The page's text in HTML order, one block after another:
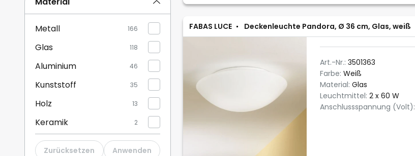
FABAS LUCE Deckenleuchte Pandora, Ø 36 cm, Glas, weiß
Art.-Nr.: 3501363
Farbe: Weiß
Material: Glas
Leuchtmittel: 2 x 60 W
Anschlussspannung (Volt):
Braun / Rost
Metall 166
Glas 118
Aluminium 46
Kunststoff 35
Holz 13
Keramik 2
Zurücksetzen Anwenden